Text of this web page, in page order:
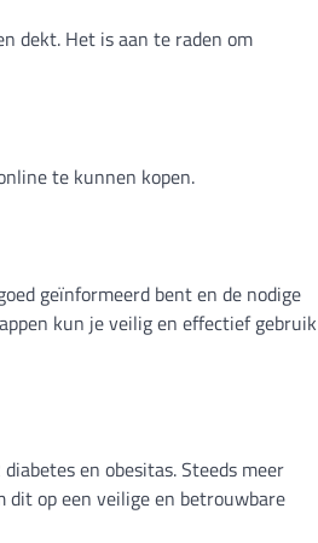
dekt. Het is aan te raden om
te kunnen kopen.
geïnformeerd bent en de nodige
kun je veilig en effectief gebruik
en obesitas. Steeds meer
dit op een veilige en betrouwbare